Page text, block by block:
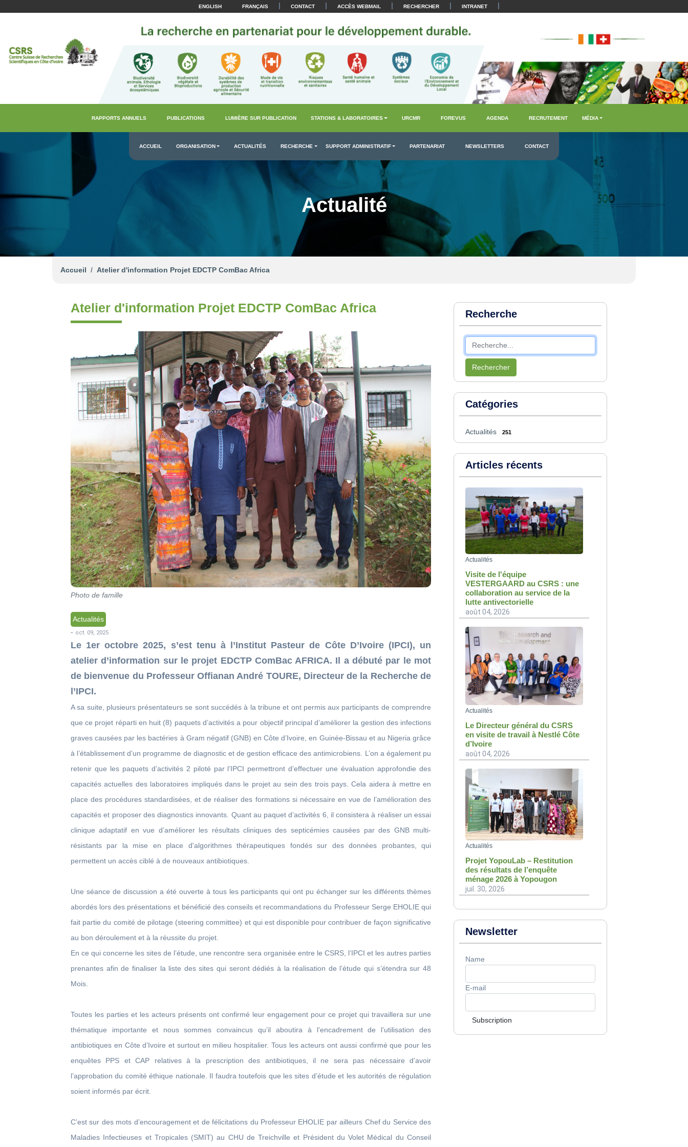
ENGLISH FRANÇAIS | CONTACT | ACCÈS WEBMAIL | RECHERCHER | INTRANET |
RAPPORTS ANNUELS PUBLICATIONS LUMIÈRE SUR PUBLICATION STATIONS & LABORATOIRES URCMR FOREVUS AGENDA RECRUTEMENT MÉDIA
ACCUEIL ORGANISATION ACTUALITÉS RECHERCHE SUPPORT ADMINISTRATIF PARTENARIAT NEWSLETTERS CONTACT
Actualité
Accueil Atelier d'information Projet EDCTP ComBac Africa
Atelier d'information Projet EDCTP ComBac Africa
Photo de famille
Actualités
- oct. 09, 2025
Le 1er octobre 2025, s’est tenu à l’Institut Pasteur de Côte D’Ivoire (IPCI), un
atelier d’information sur le projet EDCTP ComBac AFRICA. Il a débuté par le mot
de bienvenue du Professeur Offianan André TOURE, Directeur de la Recherche de
l’IPCI.
A sa suite, plusieurs présentateurs se sont succédés à la tribune et ont permis aux participants de comprendre
que ce projet réparti en huit (8) paquets d’activités a pour objectif principal d’améliorer la gestion des infections
graves causées par les bactéries à Gram négatif (GNB) en Côte d’Ivoire, en Guinée-Bissau et au Nigeria grâce
à l’établissement d’un programme de diagnostic et de gestion efficace des antimicrobiens. L’on a également pu
retenir que les paquets d’activités 2 piloté par l’IPCI permettront d’effectuer une évaluation approfondie des
capacités actuelles des laboratoires impliqués dans le projet au sein des trois pays. Cela aidera à mettre en
place des procédures standardisées, et de réaliser des formations si nécessaire en vue de l’amélioration des
capacités et proposer des diagnostics innovants. Quant au paquet d’activités 6, il consistera à réaliser un essai
clinique adaptatif en vue d’améliorer les résultats cliniques des septicémies causées par des GNB multi-
résistants par la mise en place d'algorithmes thérapeutiques fondés sur des données probantes, qui
permettent un accès ciblé à de nouveaux antibiotiques.
Une séance de discussion a été ouverte à tous les participants qui ont pu échanger sur les différents thèmes
abordés lors des présentations et bénéficié des conseils et recommandations du Professeur Serge EHOLIE qui
fait partie du comité de pilotage (steering committee) et qui est disponible pour contribuer de façon significative
au bon déroulement et à la réussite du projet.
En ce qui concerne les sites de l’étude, une rencontre sera organisée entre le CSRS, l’IPCI et les autres parties
prenantes afin de finaliser la liste des sites qui seront dédiés à la réalisation de l’étude qui s’étendra sur 48
Mois.
Toutes les parties et les acteurs présents ont confirmé leur engagement pour ce projet qui travaillera sur une
thématique importante et nous sommes convaincus qu’il aboutira à l’encadrement de l’utilisation des
antibiotiques en Côte d’Ivoire et surtout en milieu hospitalier. Tous les acteurs ont aussi confirmé que pour les
enquêtes PPS et CAP relatives à la prescription des antibiotiques, il ne sera pas nécessaire d’avoir
l’approbation du comité éthique nationale. Il faudra toutefois que les sites d’étude et les autorités de régulation
soient informés par écrit.
C’est sur des mots d’encouragement et de félicitations du Professeur EHOLIE par ailleurs Chef du Service des
Maladies Infectieuses et Tropicales (SMIT) au CHU de Treichville et Président du Volet Médical du Conseil
Recherche
Rechercher
Catégories
Actualités 251
Articles récents
Actualités
Visite de l'équipe
VESTERGAARD au CSRS : une
collaboration au service de la
lutte antivectorielle
août 04, 2026
Actualités
Le Directeur général du CSRS
en visite de travail à Nestlé Côte
d’Ivoire
août 04, 2026
Actualités
Projet YopouLab – Restitution
des résultats de l’enquête
ménage 2026 à Yopougon
juil. 30, 2026
Newsletter
Name
E-mail
Subscription